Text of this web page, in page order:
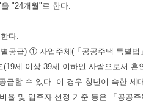
"24개월"로 한다.
다.
공급) ① 사업주체(「공공주택 특별
(19세 이상 39세 이하인 사람으로서
급할 수 있다. 이 경우 청년이 속한
율 및 입주자 선정 기준 등은 「공공